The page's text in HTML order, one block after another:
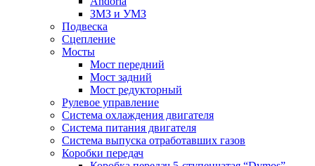
ЗМЗ и УМЗ
Подвеска
Сцепление
Мосты
Мост передний
Мост задний
Мост редукторный
Рулевое управление
Система охлаждения двигателя
Система питания двигателя
Система выпуска отработавших газов
Коробки передач